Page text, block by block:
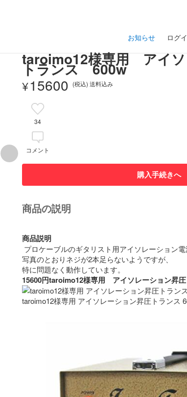
お知らせ ログ
taroimo12様専用 アイソ
トランス 600w
¥15600 (税込) 送料込み
34
コメント
購入手続きへ
商品の説明
商品説明
プロケーブルのギタリスト用アイソレーション電
写真のとおりネジが2本足らないようですが、
15600円taroimo12様専用　アイソレーション昇
taroimo12様専用 アイソレーション昇圧トランス